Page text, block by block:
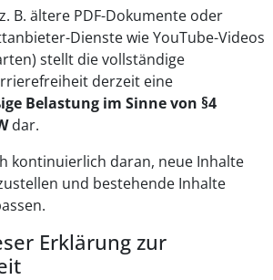
B. ältere PDF-Dokumente oder
Dienste wie YouTube-Videos
stellt die vollständige
derzeit eine
Belastung im Sinne von §4
dar.
kontinuierlich daran, neue Inhalte
und bestehende Inhalte
Erklärung zur